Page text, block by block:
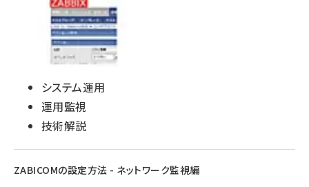
システム運用
運用監視
技術解説
ZABICOMの設定方法 - ネットワーク監視編